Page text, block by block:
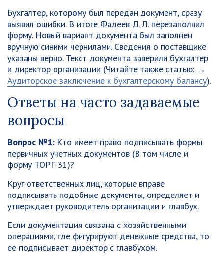
Бухгалтер, которому был передан документ, сразу
выявил ошибки. В итоге Фадеев Д. Л. перезаполнил
форму. Новый вариант документа был заполнен
вручную синими чернилами. Сведения о поставщике
указаны верно. Текст документа заверили бухгалтер
и директор организации (Читайте также статью: →
Аудиторское заключение к бухгалтерскому балансу).
Ответы на часто задаваемые
вопросы
Вопрос №1: Кто имеет право подписывать формы
первичных учетных документов (В том числе и
форму ТОРГ-31)?
Круг ответственных лиц, которые вправе
подписывать подобные документы, определяет и
утверждает руководитель организации и главбух.
Если документация связана с хозяйственными
операциями, где фигурируют денежные средства, то
ее подписывает директор с главбухом.